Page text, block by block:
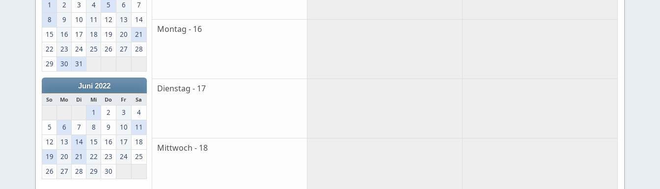
1 2 3 4 5 6
7
8
9 10 11 12 13
14
15
16 17 18 19 20
21
22
23 24 25 26 27
28
29
30 31
Juni 2022
So Mo Di Mi Do Fr Sa
1 2 3
4
5
6 7 8 9 10
11
12
13 14 15 16 17
18
19
20 21 22 23 24
25
26
27 28 29 30
Montag - 16
Dienstag - 17
Mittwoch - 18